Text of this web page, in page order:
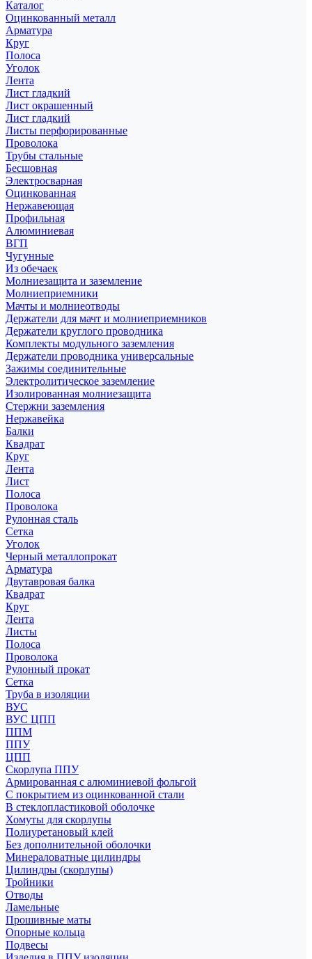
Каталог
Оцинкованный металл
Арматура
Круг
Полоса
Уголок
Лента
Лист гладкий
Лист окрашенный
Лист гладкий
Листы перфорированные
Проволока
Трубы стальные
Бесшовная
Электросварная
Оцинкованная
Нержавеющая
Профильная
Алюминиевая
ВГП
Чугунные
Из обечаек
Молниезащита и заземление
Молниеприемники
Мачты и молниеотводы
Держатели для мачт и молниеприемников
Держатели круглого проводника
Комплекты модульного заземления
Держатели проводника универсальные
Зажимы соединительные
Электролитическое заземление
Изолированная молниезащита
Стержни заземления
Нержавейка
Балки
Квадрат
Круг
Лента
Лист
Полоса
Проволока
Рулонная сталь
Сетка
Уголок
Черный металлопрокат
Арматура
Двутавровая балка
Квадрат
Круг
Лента
Листы
Полоса
Проволока
Рулонный прокат
Сетка
Труба в изоляции
ВУС
ВУС ЦПП
ППМ
ППУ
ЦПП
Скорлупа ППУ
Армированная с алюминиевой фольгой
С покрытием из оцинкованной стали
В стеклопластиковой оболочке
Хомуты для скорлупы
Полиуретановый клей
Без дополнительной оболочки
Минераловатные цилиндры
Цилиндры (скорлупы)
Тройники
Отводы
Ламельные
Прошивные маты
Опорные кольца
Подвесы